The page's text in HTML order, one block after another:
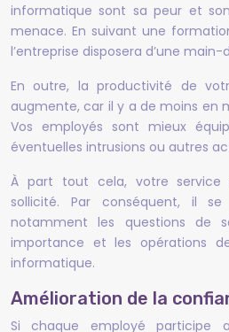
informatique sont sa peur et
menace. En suivant une
l’entreprise disposera d’une
En outre, la productivité de
augmente, car il y a de moins en
Vos employés sont mieux
éventuelles intrusions ou autres
À part tout cela, votre service
sollicité. Par conséquent, il se
notamment les questions de
importance et les opérations
informatique.
Amélioration de la
Si chaque employé participe